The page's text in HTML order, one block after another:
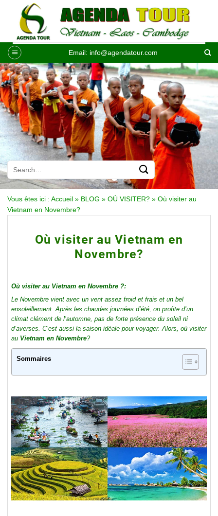
contenu
Email: info@agendatour.com
Vous êtes ici : Accueil » BLOG » OÙ VISITER? » Où visiter au
Vietnam en Novembre?
Où visiter au Vietnam en
Novembre?
Où visiter au Vietnam en Novembre ?:
Le Novembre vient avec un vent assez froid et frais et un bel
ensoleillement. Après les chaudes journées d’été, on profite d’un
climat clément de l’automne, pas de forte présence du soleil ni
d’averses. C’est aussi la saison idéale pour voyager. Alors, où visiter
au Vietnam en Novembre?
Sommaires